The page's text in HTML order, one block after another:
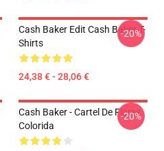
Cash Baker Edit Cash Baker T-
Shirts
24,38 € - 28,06 €
-20%
Cash Baker - Cartel De Flores
Colorida
-20%